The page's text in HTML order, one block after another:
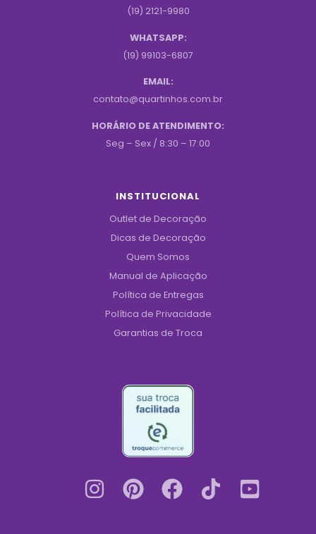
(19) 2121-9980
WHATSAPP:
(19) 99103-6807
EMAIL:
contato@quartinhos.com.br
HORÁRIO DE ATENDIMENTO:
Seg – Sex / 8:30 – 17:00
INSTITUCIONAL
Outlet de Decoração
Dicas de Decoração
Quem Somos
Manual de Aplicação
Política de Entregas
Política de Privacidade
Garantias de Troca